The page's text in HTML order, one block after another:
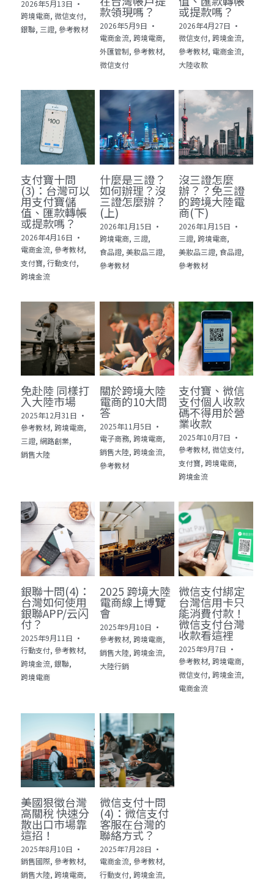
2026年5月13日 ·
跨境電商, 微信支付,
銀聯, 三證, 參考教材
款領現嗎？
2026年5月9日 ·
電商金流, 跨境電商,
外匯管制, 參考教材,
微信支付
或提款嗎？
2026年4月27日 ·
微信支付, 跨境金流,
參考教材, 電商金流,
大陸收款
支付寶十問
(3)：台灣可以
用支付寶儲
值、匯款轉帳
或提款嗎？
2026年4月16日 ·
電商金流, 參考教材,
支付寶, 行動支付,
跨境金流
什麼是三證？
如何辦理？沒
三證怎麼辦？
(上)
2026年1月15日 ·
跨境電商, 三證,
食品證, 美妝品三證,
參考教材
沒三證怎麼
辦？？免三證
的跨境大陸電
商(下)
2026年1月15日 ·
三證, 跨境電商,
美妝品三證, 食品證,
參考教材
免赴陸 同樣打
入大陸市場
2025年12月31日 ·
參考教材, 跨境電商,
三證, 網路創業,
銷售大陸
關於跨境大陸
電商的10大問
答
2025年11月5日 ·
電子商務, 跨境電商,
銷售大陸, 跨境金流,
參考教材
支付寶、微信
支付個人收款
碼不得用於營
業收款
2025年10月7日 ·
參考教材, 微信支付,
支付寶, 跨境電商,
跨境金流
銀聯十問(4)：
台灣如何使用
銀聯APP/云闪
付？
2025年9月11日 ·
行動支付, 參考教材,
跨境金流, 銀聯,
跨境電商
2025 跨境大陸
電商線上博覽
會
2025年9月10日 ·
參考教材, 跨境電商,
銷售大陸, 跨境金流,
大陸行銷
微信支付綁定
台灣信用卡只
能消費付款！
微信支付台灣
收款看這裡
2025年9月7日 ·
參考教材, 跨境電商,
微信支付, 跨境金流,
電商金流
美國狠徵台灣
高關稅 快速分
散出口市場靠
這招！
2025年8月10日 ·
銷售國際, 參考教材,
銷售大陸, 跨境電商,
微信支付十問
(4)：微信支付
客服在台灣的
聯絡方式？
2025年7月28日 ·
電商金流, 參考教材,
行動支付, 跨境金流,